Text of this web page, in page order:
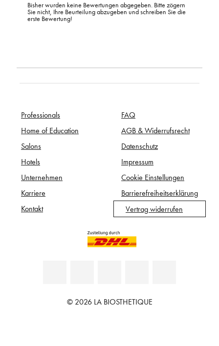
Bisher wurden keine Bewertungen abgegeben. Bitte zögern
Sie nicht, Ihre Beurteilung abzugeben und schreiben Sie die
erste Bewertung!
Professionals
Home of Education
Salons
Hotels
Unternehmen
Karriere
Kontakt
FAQ
AGB & Widerrufsrecht
Datenschutz
Impressum
Cookie Einstellungen
Barrierefreiheitserklärung
Vertrag widerrufen
© 2026 LA BIOSTHETIQUE